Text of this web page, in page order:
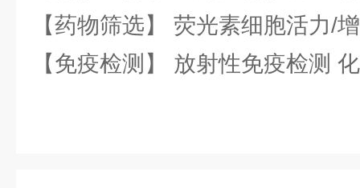
【药物筛选】 荧光素细胞活力/
【免疫检测】 放射性免疫检测